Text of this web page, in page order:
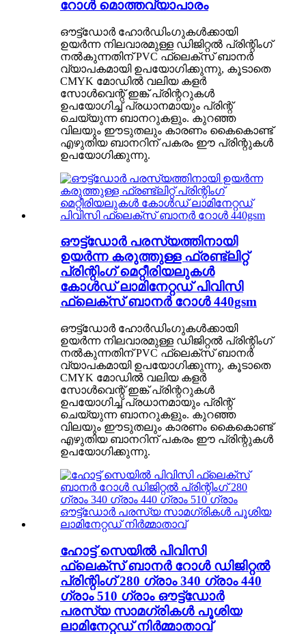
റോൾ മൊത്തവ്യാപാരം
ഔട്ട്ഡോർ ഹോർഡിംഗുകൾക്കായി
ഉയർന്ന നിലവാരമുള്ള ഡിജിറ്റൽ പ്രിന്റിംഗ്
നൽകുന്നതിന് PVC ഫ്ലെക്സ് ബാനർ
വ്യാപകമായി ഉപയോഗിക്കുന്നു, കൂടാതെ
CMYK മോഡിൽ വലിയ കളർ
സോൾവെന്റ് ഇങ്ക് പ്രിന്ററുകൾ
ഉപയോഗിച്ച് പ്രധാനമായും പ്രിന്റ്
ചെയ്യുന്ന ബാനറുകളും. കുറഞ്ഞ
വിലയും ഈടുതലും കാരണം കൈകൊണ്ട്
എഴുതിയ ബാനറിന് പകരം ഈ പ്രിന്റുകൾ
ഉപയോഗിക്കുന്നു.
ഔട്ട്‌ഡോർ പരസ്യത്തിനായി
ഉയർന്ന കരുത്തുള്ള ഫ്രണ്ട്‌ലിറ്റ്
പ്രിന്റിംഗ് മെറ്റീരിയലുകൾ
കോൾഡ് ലാമിനേറ്റഡ് പിവിസി
ഫ്ലെക്‌സ് ബാനർ റോൾ 440gsm
ഔട്ട്ഡോർ ഹോർഡിംഗുകൾക്കായി
ഉയർന്ന നിലവാരമുള്ള ഡിജിറ്റൽ പ്രിന്റിംഗ്
നൽകുന്നതിന് PVC ഫ്ലെക്സ് ബാനർ
വ്യാപകമായി ഉപയോഗിക്കുന്നു, കൂടാതെ
CMYK മോഡിൽ വലിയ കളർ
സോൾവെന്റ് ഇങ്ക് പ്രിന്ററുകൾ
ഉപയോഗിച്ച് പ്രധാനമായും പ്രിന്റ്
ചെയ്യുന്ന ബാനറുകളും. കുറഞ്ഞ
വിലയും ഈടുതലും കാരണം കൈകൊണ്ട്
എഴുതിയ ബാനറിന് പകരം ഈ പ്രിന്റുകൾ
ഉപയോഗിക്കുന്നു.
ഹോട്ട് സെയിൽ പിവിസി
ഫ്ലെക്സ് ബാനർ റോൾ ഡിജിറ്റൽ
പ്രിന്റിംഗ് 280 ഗ്രാം 340 ഗ്രാം 440
ഗ്രാം 510 ഗ്രാം ഔട്ട്‌ഡോർ
പരസ്യ സാമഗ്രികൾ പൂശിയ
ലാമിനേറ്റഡ് നിർമ്മാതാവ്